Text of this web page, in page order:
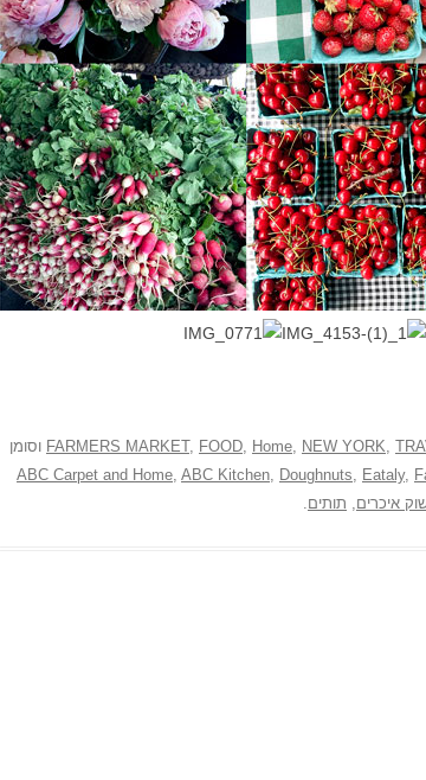
FARMERS MARKET, FOOD Home NEW YORK
וסומן
ABC Carpet and Home ABC Kitchen Doughnuts Eataly,
איכרים תותים